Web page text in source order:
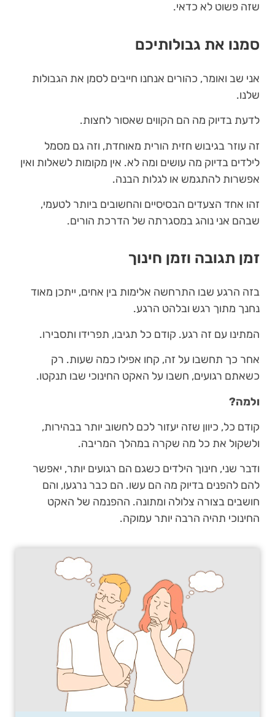
שזה פשוט לא כדאי.
סמנו את גבולותיכם
אני שב ואומר, כהורים אנחנו חייבים לסמן את הגבולות
שלנו.
לדעת בדיוק מה הם הקווים שאסור לחצות.
זה עוזר בגיבוש חזית הורית מאוחדת, וזה גם מסמל
לילדים בדיוק מה עושים ומה לא. אין מקומות לשאלות ואין
אפשרות להתגמש או לגלות הבנה.
זהו אחד הצעדים הבסיסיים והחשובים ביותר לטעמי,
שבהם אני נוהג במסגרתה של הדרכת הורים.
זמן תגובה וזמן חינוך
בזה הרגע שבו התרחשה אלימות בין אחים, ייתכן מאוד
נחנך מתוך רגש ובלהט הרגע.
המתינו עם זה רגע. קודם כל תגיבו, תפרידו ותסבירו.
אחר כך תחשבו על זה, קחו אפילו כמה שעות. רק
כשאתם רגועים, חשבו על האקט החינוכי שבו תנקטו.
ולמה?
קודם כל, כיוון שזה יעזור לכם לחשוב יותר בבהירות,
ולשקול את כל מה שקרה במהלך המריבה.
ודבר שני, חינוך הילדים כשגם הם רגועים יותר, יאפשר
להם להפנים בדיוק מה הם עשו. הם כבר נרגעו, והם
חושבים בצורה צלולה ומתונה. ההפנמה של האקט
החינוכי תהיה הרבה יותר עמוקה.